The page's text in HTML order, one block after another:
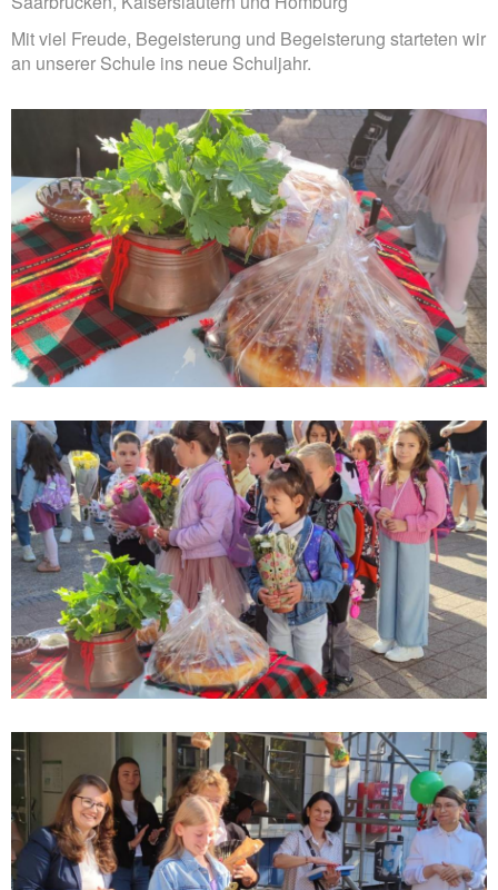
Mit viel Freude, Begeisterung und Begeisterung starteten wir
an unserer Schule ins neue Schuljahr.